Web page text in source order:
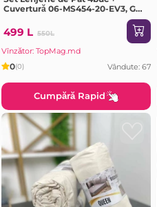
Cuvertură 06-MS454-20-EV3, GE-
499 L 550L
Vînzător: TopMag.md
0(0) Vândute: 67
Cumpără Rapid